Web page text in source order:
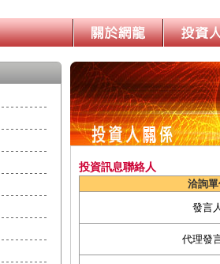
投資訊息聯絡人
洽詢單
發言
代理發